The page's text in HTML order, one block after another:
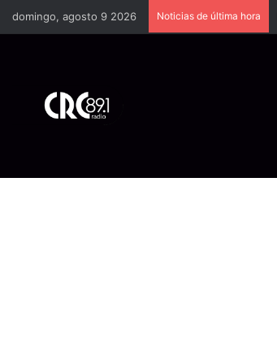
domingo, agosto 9 2026 Noticias de última hora